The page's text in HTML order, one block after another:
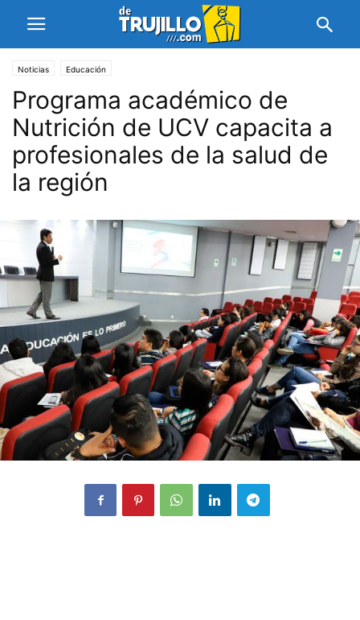
Noticias Educación
Programa académico de
Nutrición de UCV capacita a
profesionales de la salud de
la región